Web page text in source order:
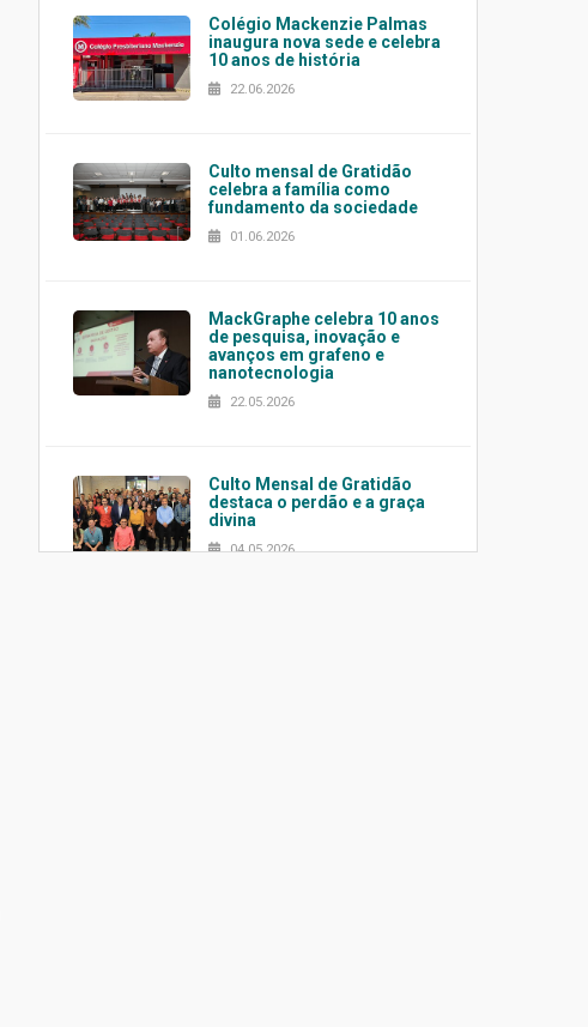
Colégio Mackenzie Palmas
inaugura nova sede e celebra
10 anos de história
22.06.2026
Culto mensal de Gratidão
celebra a família como
fundamento da sociedade
01.06.2026
MackGraphe celebra 10 anos
de pesquisa, inovação e
avanços em grafeno e
nanotecnologia
22.05.2026
Culto Mensal de Gratidão
destaca o perdão e a graça
divina
04.05.2026